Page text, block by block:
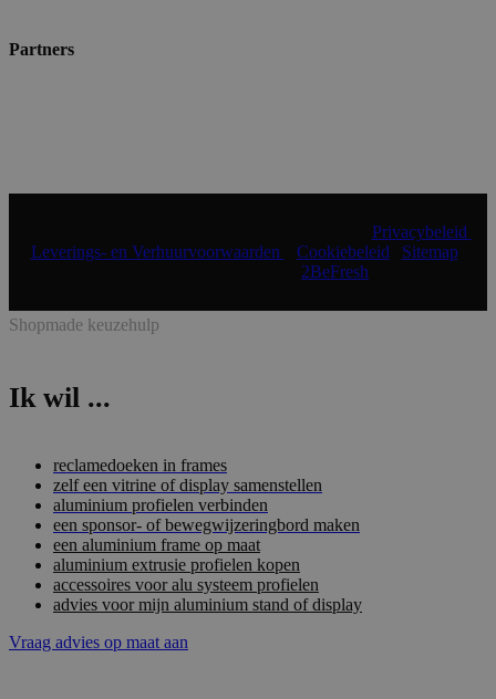
Partners
Privacybeleid
Leverings- en Verhuurvoorwaarden
Cookiebeleid Sitemap|
2BeFresh
Shopmade keuzehulp
Ik wil ...
reclamedoeken in frames
zelf een vitrine of display samenstellen
aluminium profielen verbinden
een sponsor- of bewegwijzeringbord maken
een aluminium frame op maat
aluminium extrusie profielen kopen
accessoires voor alu systeem profielen
advies voor mijn aluminium stand of display
Vraag advies op maat aan